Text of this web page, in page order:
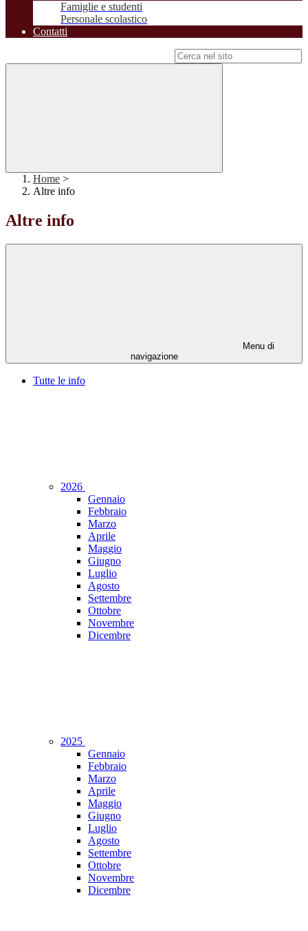
Famiglie e studenti
Personale scolastico
Contatti
Home >
Altre info
Altre info
Menu di
navigazione
Tutte le info
2026
Gennaio
Febbraio
Marzo
Aprile
Maggio
Giugno
Luglio
Agosto
Settembre
Ottobre
Novembre
Dicembre
2025
Gennaio
Febbraio
Marzo
Aprile
Maggio
Giugno
Luglio
Agosto
Settembre
Ottobre
Novembre
Dicembre